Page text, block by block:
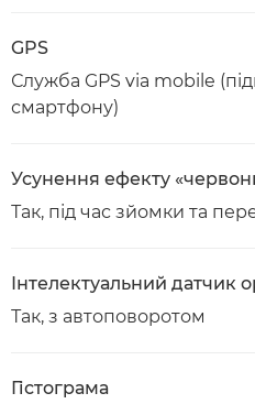
GPS
Служба GPS via mobile
смартфону)
Усунення ефекту
Так, під час зйомки та
Інтелектуальний датчик
Так, з автоповоротом
Гістограма